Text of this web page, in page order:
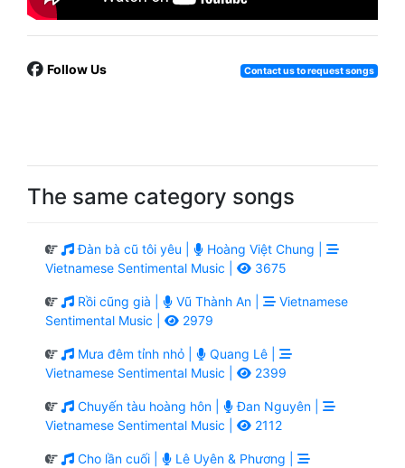
Follow Us Contact us to request songs
The same category songs
Đàn bà cũ tôi yêu |
Hoàng Việt Chung |
Vietnamese Sentimental Music |
3675
Rồi cũng già | Vũ Thành An |
Vietnamese
Sentimental Music |
2979
Mưa đêm tỉnh nhỏ |
Quang Lê |
Vietnamese Sentimental Music |
2399
Chuyến tàu hoàng hôn |
Đan Nguyên |
Vietnamese Sentimental Music |
2112
Cho lần cuối |
Lê Uyên & Phương |